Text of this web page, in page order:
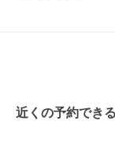
近くの予約でき